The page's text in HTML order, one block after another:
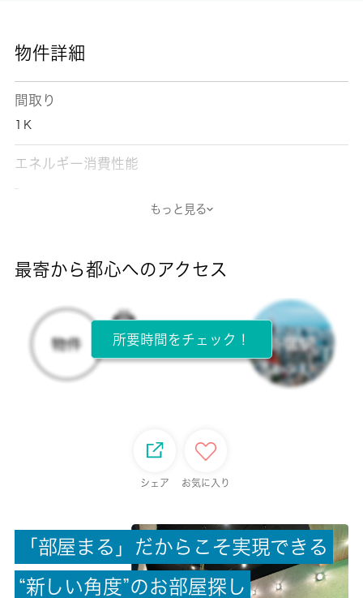
物件詳細
間取り
1Ｋ
エネルギー消費性能
-
所在階
1階 / 2階建
償却/敷引
-/-
もっと見る
最寄から都心へのアクセス
所要時間をチェック！
シェア お気に入り
「 部屋 ま る 」 だ か ら こ そ実現で き る
“新 し い角 度”のお部屋探 し